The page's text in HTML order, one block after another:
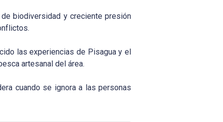
biodiversidad y creciente presión
las experiencias de Pisagua y el
artesanal del área.
cuando se ignora a las personas